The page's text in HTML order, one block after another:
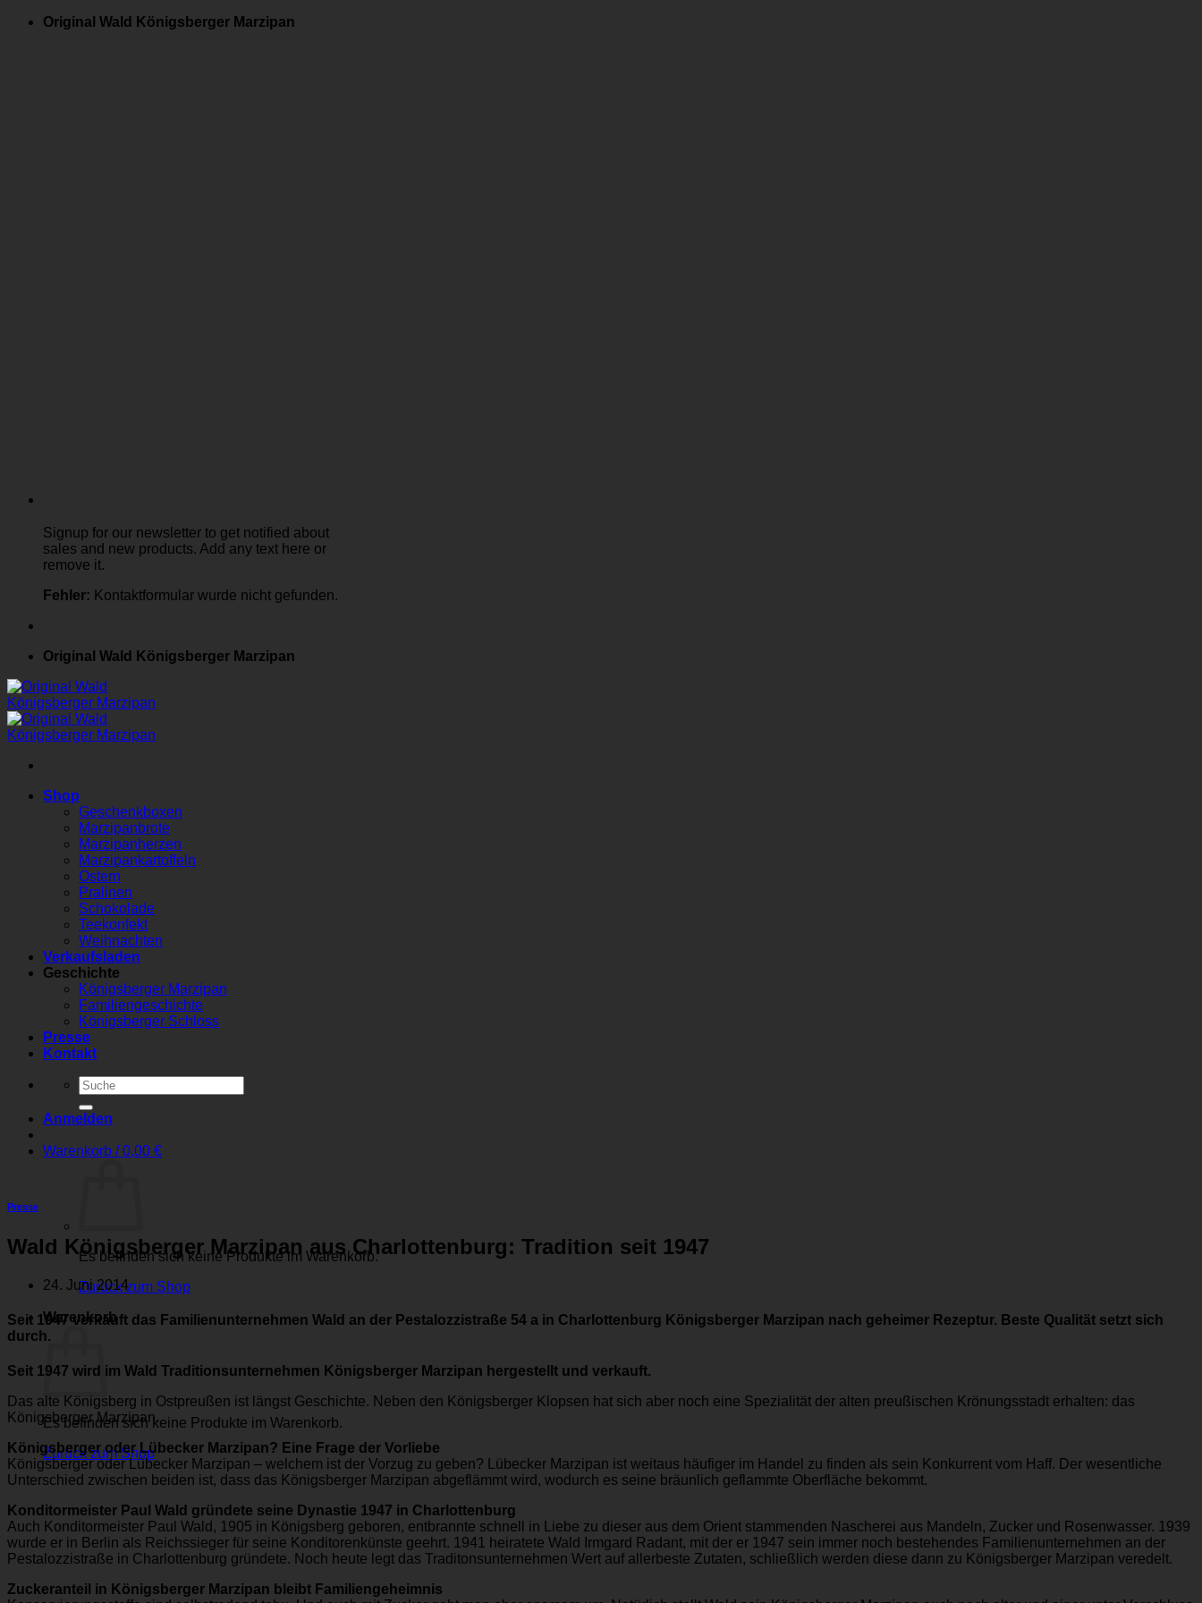
Zum
Original Wald Königsberger Marzipan
Signup for our newsletter to get notified about
sales and new products. Add any text here or
remove it.
Fehler: Kontaktformular wurde nicht gefunden.
Original Wald Königsberger Marzipan
Shop
Geschenkboxen
Marzipanbrote
Marzipanherzen
Marzipankartoffeln
Ostern
Pralinen
Schokolade
Teekonfekt
Weihnachten
Verkaufsladen
Geschichte
Königsberger Marzipan
Familiengeschichte
Königsberger Schloss
Presse
Kontakt
Suchen
nach:
Anmelden
Warenkorb /0,00 €
Es befinden sich keine Produkte im Warenkorb.
Zurück zum Shop
Warenkorb
Es befinden sich keine Produkte im Warenkorb.
Zurück zum Shop
Presse
Wald Königsberger Marzipan aus Charlottenburg: Tradition seit 1947
24. Juni 2014
Seit 1947 verkauft das Familienunternehmen Wald an der Pestalozzistraße 54 a in Charlottenburg Königsberger Marzipan nach geheimer Rezeptur. Beste Qualität setzt sich
durch.
Seit 1947 wird im Wald Traditionsunternehmen Königsberger Marzipan hergestellt und verkauft.
Das alte Königsberg in Ostpreußen ist längst Geschichte. Neben den Königsberger Klopsen hat sich aber noch eine Spezialität der alten preußischen Krönungsstadt erhalten: das
Königsberger Marzipan.
Königsberger oder Lübecker Marzipan? Eine Frage der Vorliebe
Königsberger oder Lübecker Marzipan – welchem ist der Vorzug zu geben? Lübecker Marzipan ist weitaus häufiger im Handel zu finden als sein Konkurrent vom Haff. Der wesentliche
Unterschied zwischen beiden ist, dass das Königsberger Marzipan abgeflämmt wird, wodurch es seine bräunlich geflammte Oberfläche bekommt.
Konditormeister Paul Wald gründete seine Dynastie 1947 in Charlottenburg
Auch Konditormeister Paul Wald, 1905 in Königsberg geboren, entbrannte schnell in Liebe zu dieser aus dem Orient stammenden Nascherei aus Mandeln, Zucker und Rosenwasser. 1939
wurde er in Berlin als Reichssieger für seine Konditorenkünste geehrt. 1941 heiratete Wald Irmgard Radant, mit der er 1947 sein immer noch bestehendes Familienunternehmen an der
Pestalozzistraße in Charlottenburg gründete. Noch heute legt das Traditonsunternehmen Wert auf allerbeste Zutaten, schließlich werden diese dann zu Königsberger Marzipan veredelt.
Zuckeranteil in Königsberger Marzipan bleibt Familiengeheimnis